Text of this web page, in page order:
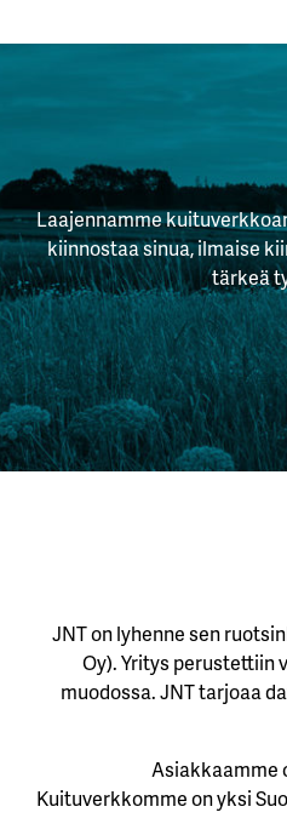
Laajennamme
kiinnostaa sinua, ilmaise
tärkeä
JNT on lyhenne sen
Oy). Yritys perustettiin
muodossa. JNT tarjoaa
Asiakkaamme
Kuituverkkomme on yksi